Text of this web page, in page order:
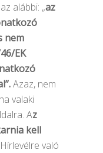
alábbi: „az
nem
EK
Azaz, nem
valaki
Az
kell
Hírlevélre való